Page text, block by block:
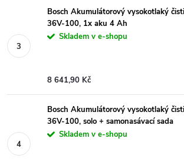
Bosch Akumulátorový vysokotlaký
36V-100, 1x aku 4 Ah
Skladem v e-shopu
8 641,90 Kč
Bosch Akumulátorový vysokotlaký
36V-100, solo + samonasávací sada
Skladem v e-shopu